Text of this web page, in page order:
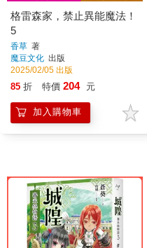
格雷森家，禁止異能魔法！
5
香草 著
魔豆文化 出版
2025/02/05 出版
85 折 特價 204 元
加入購物車